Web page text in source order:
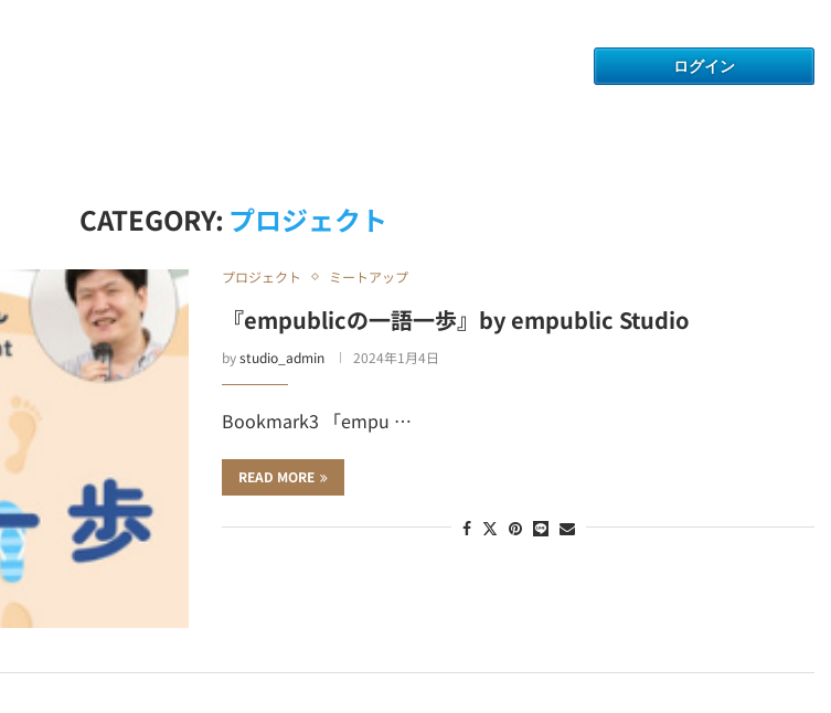
CATEGORY: プロジェクト
プロジェクト ミートアップ
『empublicの一語一歩』by empublic Studio
bystudio_admin 2024年1月4日
Bookmark3 「empu …
READ MORE